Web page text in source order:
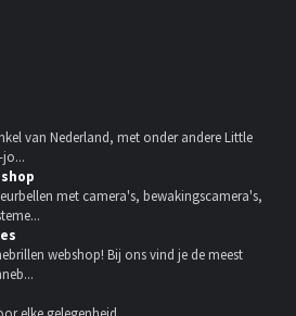
van Nederland, met onder andere Little
jo...
met camera's, bewakingscamera's,
webshop! Bij ons vind je de meest